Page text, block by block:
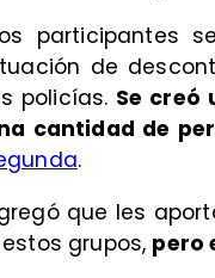
participantes
de
policías. Se creó
cantidad de
.
que les
grupos, pero